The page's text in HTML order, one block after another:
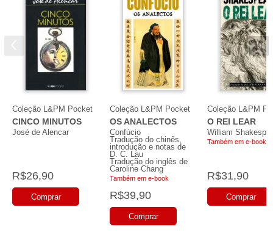
Coleção L&PM Pocket
CINCO MINUTOS
José de Alencar
R$26,90
Comprar
Coleção L&PM Pocket
OS ANALECTOS
Confúcio
Tradução do chinês,
introdução e notas de
D. C. Lau
Tradução do inglês de
Caroline Chang
Também em e-book
R$39,90
Comprar
Coleção L&PM
O REI LEAR
William
Também em e-book
R$31,90
Comprar